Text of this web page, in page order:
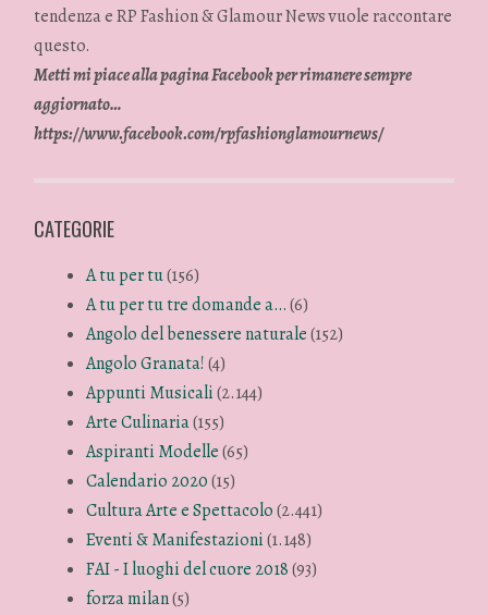
tendenza e RP Fashion & Glamour News vuole raccontare
questo.
Metti mi piace alla pagina Facebook per rimanere sempre
aggiornato…
https://www.facebook.com/rpfashionglamournews/
CATEGORIE
A tu per tu(156)
A tu per tu tre domande a…(6)
Angolo del benessere naturale(152)
Angolo Granata!(4)
Appunti Musicali(2.144)
Arte Culinaria(155)
Aspiranti Modelle(65)
Calendario 2020(15)
Cultura Arte e Spettacolo(2.441)
Eventi & Manifestazioni(1.148)
FAI - I luoghi del cuore 2018(93)
forza milan(5)